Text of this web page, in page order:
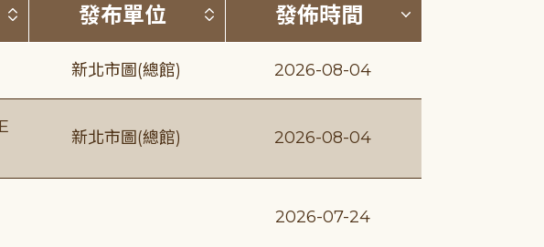
按標題排序 (升降冪)
發布單位 按發布單位排序 (升降冪)
發佈時間 按發佈時間
新北市圖(總館) 2026-08-04
新北市圖(總館) 2026-08-04
2026-07-24